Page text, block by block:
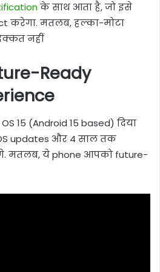
के साथ आता है, जो इसे
करेगा. मतलब, हल्का-मोटा
नहीं
Ready
15 (Android 15 based) दिया
updates और 4 साल तक
मतलब, ये phone आपको future-